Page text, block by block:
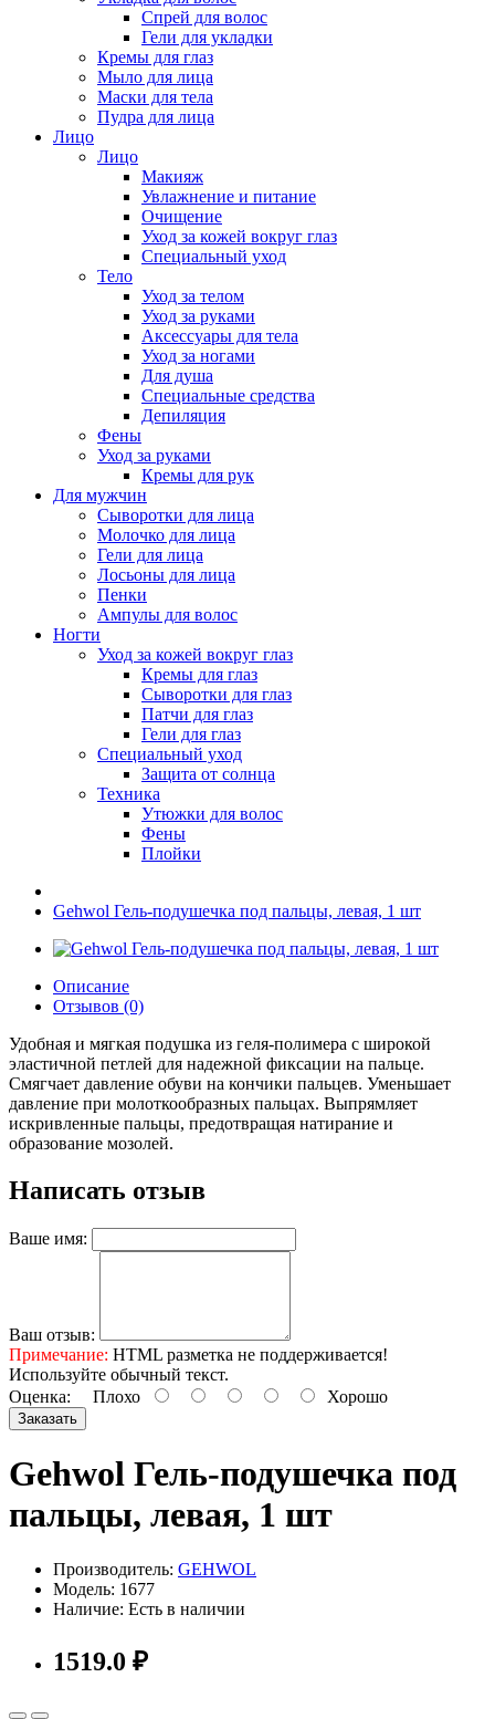
Спрей для волос
Гели для укладки
Кремы для глаз
Мыло для лица
Маски для тела
Пудра для лица
Лицо
Лицо
Макияж
Увлажнение и питание
Очищение
Уход за кожей вокруг глаз
Специальный уход
Тело
Уход за телом
Уход за руками
Аксессуары для тела
Уход за ногами
Для душа
Специальные средства
Депиляция
Фены
Уход за руками
Кремы для рук
Для мужчин
Сыворотки для лица
Молочко для лица
Гели для лица
Лосьоны для лица
Пенки
Ампулы для волос
Ногти
Уход за кожей вокруг глаз
Кремы для глаз
Сыворотки для глаз
Патчи для глаз
Гели для глаз
Специальный уход
Защита от солнца
Техника
Утюжки для волос
Фены
Плойки
Gehwol Гель-подушечка под пальцы, левая, 1 шт
Описание
Отзывов (0)
Удобная и мягкая подушка из геля-полимера с широкой
эластичной петлей для надежной фиксации на пальце.
Смягчает давление обуви на кончики пальцев. Уменьшает
давление при молоткообразных пальцах. Выпрямляет
искривленные пальцы, предотвращая натирание и
образование мозолей.
Написать отзыв
Ваше имя:
Ваш отзыв:
Примечание: HTML разметка не поддерживается!
Используйте обычный текст.
Оценка: Плохо Хорошо
Заказать
Gehwol Гель-подушечка под
пальцы, левая, 1 шт
Производитель: GEHWOL
Модель: 1677
Наличие: Есть в наличии
1519.0 ₽